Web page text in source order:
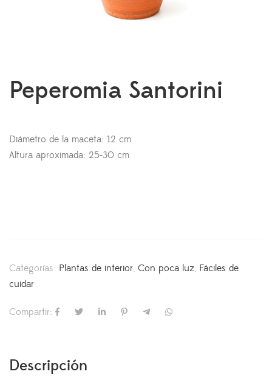
Peperomia Santorini
Diámetro de la maceta: 12 cm
Altura aproximada: 25-30 cm
Categorías: Plantas de interior, Con poca luz, Fáciles de
cuidar
Compartir:
Descripción